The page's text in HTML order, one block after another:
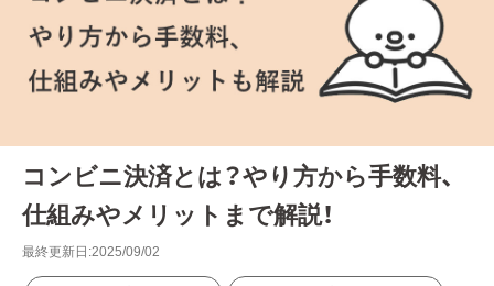
コンビニ決済とは？やり方から手数料、
仕組みやメリットまで解説！
最終更新日:2025/09/02